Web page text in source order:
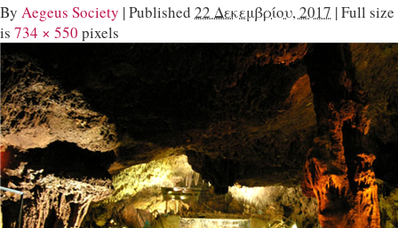
By Aegeus Society |Published 22 Δεκεμβρίου, 2017 |Full size
is 734 × 550 pixels